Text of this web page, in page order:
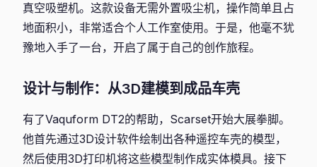
真空吸塑机。这款设备无需外置吸尘机，操作简单且占
地面积小，非常适合个人工作室使用。于是，他毫不犹
豫地入手了一台，开启了属于自己的创作旅程。
设计与制作：从3D建模到成品车壳
有了Vaquform DT2的帮助，Scarset开始大展拳脚。
他首先通过3D设计软件绘制出各种遥控车壳的模型，
然后使用3D打印机将这些模型制作成实体模具。接下